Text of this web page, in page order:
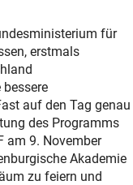
für
erstmals
auf den Tag genau
des Programms
am 9. November
Akademie
zu feiern und